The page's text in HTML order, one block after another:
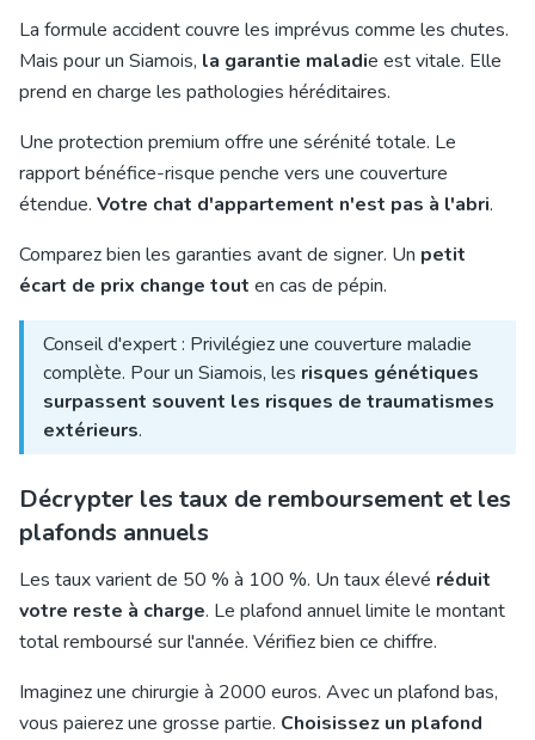
La formule accident couvre les imprévus comme les chutes.
Mais pour un Siamois, la garantie maladie est vitale. Elle
prend en charge les pathologies héréditaires.
Une protection premium offre une sérénité totale. Le
rapport bénéfice-risque penche vers une couverture
étendue. Votre chat d'appartement n'est pas à l'abri.
Comparez bien les garanties avant de signer. Un petit
écart de prix change tout en cas de pépin.
Conseil d'expert : Privilégiez une couverture maladie
complète. Pour un Siamois, les risques génétiques
surpassent souvent les risques de traumatismes
extérieurs.
Décrypter les taux de remboursement et les
plafonds annuels
Les taux varient de 50 % à 100 %. Un taux élevé réduit
votre reste à charge. Le plafond annuel limite le montant
total remboursé sur l'année. Vérifiez bien ce chiffre.
Imaginez une chirurgie à 2000 euros. Avec un plafond bas,
vous paierez une grosse partie. Choisissez un plafond